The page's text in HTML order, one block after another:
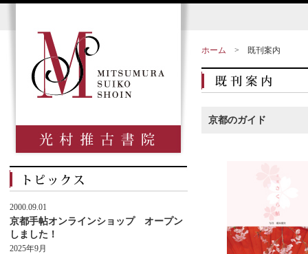
ホーム > 既刊案内
京都のガイド
2000.09.01
京都手帖オンラインショップ オープン
しました！
2025年9月